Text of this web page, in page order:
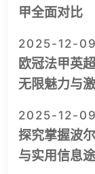
甲全面对比
2025-12-
欧冠法甲英
无限魅力与
2025-12-
探究掌握波
与实用信息